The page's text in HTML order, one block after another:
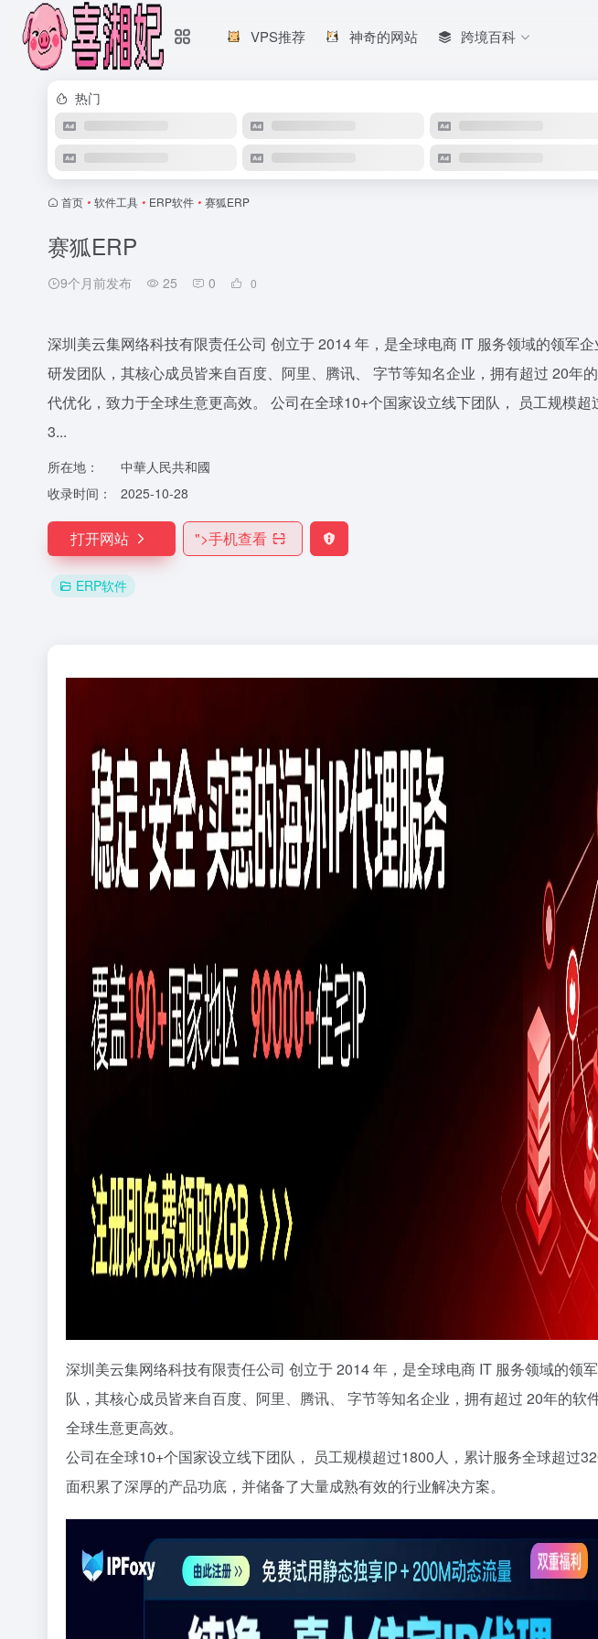
VPS推荐 神奇的网站 跨境百科
热门
首页 • 软件工具 • ERP软件 • 赛狐ERP
赛狐ERP
9个月前发布 25 0 0
深圳美云集网络科技有限责任公司 创立于 2014 年，是全球电商 IT 服务领域的领军
研发团队，其核心成员皆来自百度、阿里、腾讯、 字节等知名企业，拥有超过 20年
代优化，致力于全球生意更高效。 公司在全球10+个国家设立线下团队， 员工规模
3...
所在地：
中華人民共和國
收录时间：
2025-10-28
打开网站 ">手机查看
ERP软件
深圳美云集网络科技有限责任公司 创立于 2014 年，是全球电商 IT 服务领域的领
队，其核心成员皆来自百度、阿里、腾讯、 字节等知名企业，拥有超过 20年的软
全球生意更高效。
公司在全球10+个国家设立线下团队， 员工规模超过1800人，累计服务全球超过
面积累了深厚的产品功底，并储备了大量成熟有效的行业解决方案。